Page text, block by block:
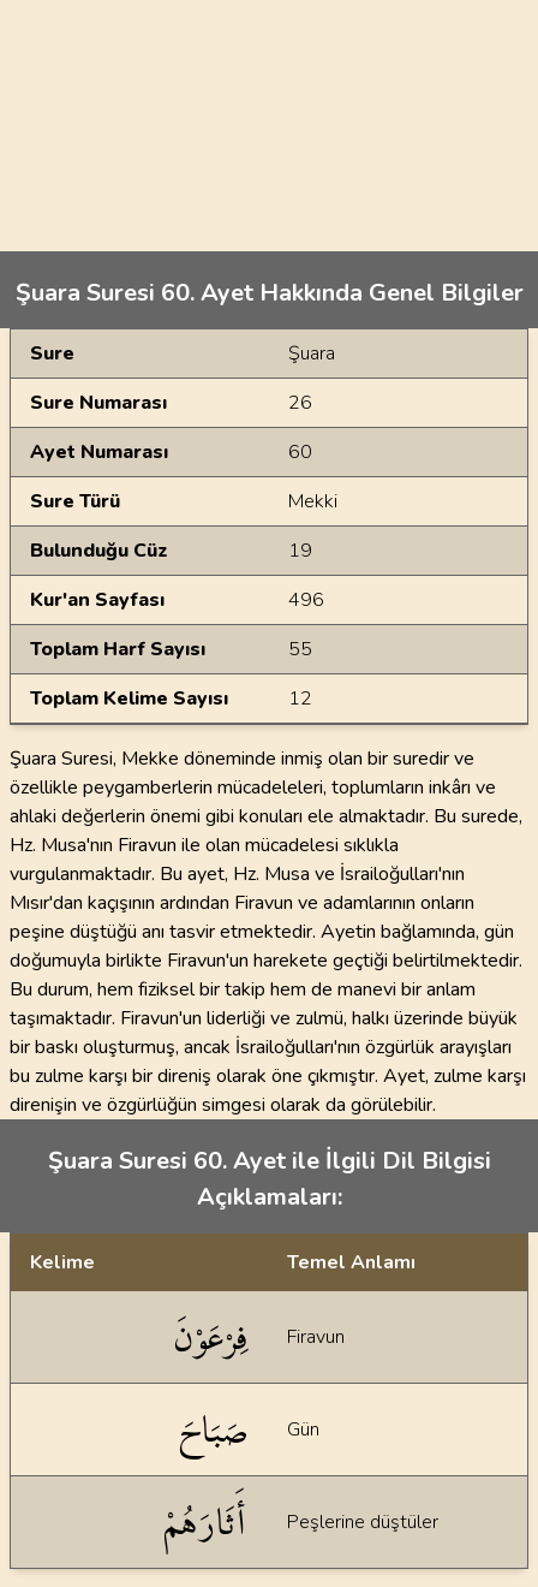
Şuara Suresi 60. Ayet Hakkında Genel Bilgiler
Genel Bilgiler
Sure
Şuara
Sure Numarası
26
Ayet Numarası
60
Sure Türü
Mekki
Bulunduğu Cüz
19
Kur'an Sayfası
496
Toplam Harf Sayısı
55
Toplam Kelime Sayısı
12
Şuara Suresi, Mekke döneminde inmiş olan bir suredir ve
özellikle peygamberlerin mücadeleleri, toplumların inkârı ve
ahlaki değerlerin önemi gibi konuları ele almaktadır. Bu surede,
Hz. Musa'nın Firavun ile olan mücadelesi sıklıkla
vurgulanmaktadır. Bu ayet, Hz. Musa ve İsrailoğulları'nın
Mısır'dan kaçışının ardından Firavun ve adamlarının onların
peşine düştüğü anı tasvir etmektedir. Ayetin bağlamında, gün
doğumuyla birlikte Firavun'un harekete geçtiği belirtilmektedir.
Bu durum, hem fiziksel bir takip hem de manevi bir anlam
taşımaktadır. Firavun'un liderliği ve zulmü, halkı üzerinde büyük
bir baskı oluşturmuş, ancak İsrailoğulları'nın özgürlük arayışları
bu zulme karşı bir direniş olarak öne çıkmıştır. Ayet, zulme karşı
direnişin ve özgürlüğün simgesi olarak da görülebilir.
Şuara Suresi 60. Ayet ile İlgili Dil Bilgisi
Açıklamaları:
Kelime Temel Anlamı
فِرْعَوْنَ Firavun
صَبَاحَ Gün
أَثَارَهُمْ Peşlerine düştüler